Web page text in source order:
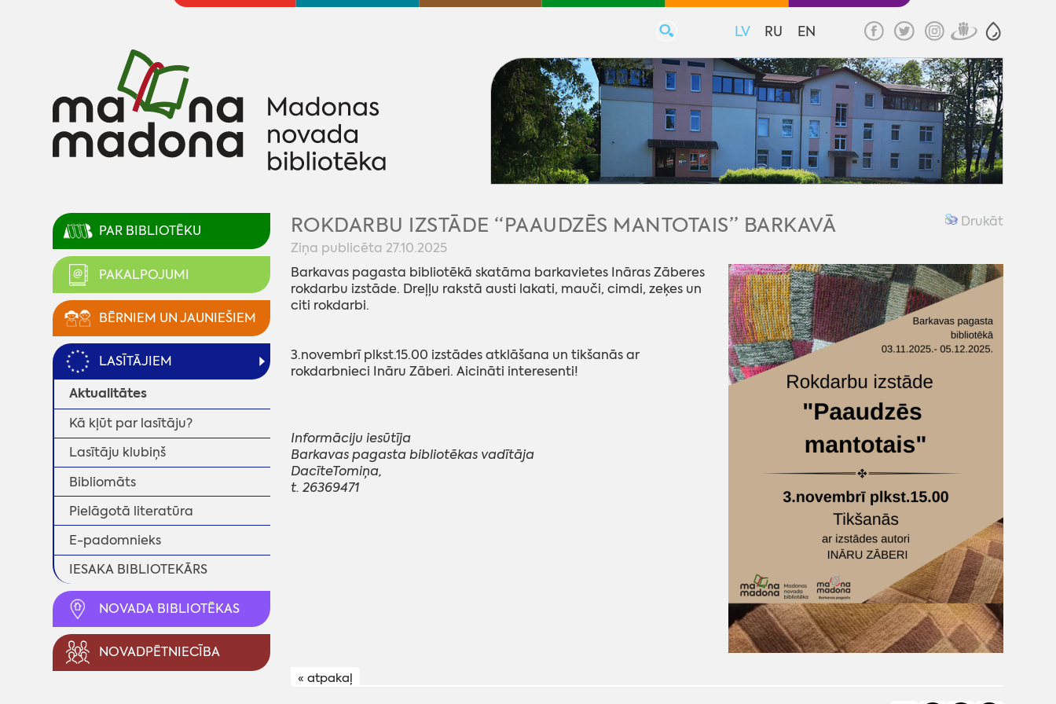
LV RU EN
PAR BIBLIOTĒKU
PAKALPOJUMI
BĒRNIEM UN JAUNIEŠIEM
LASĪTĀJIEM
Aktualitātes
Kā kļūt par lasītāju?
Lasītāju klubiņš
Bibliomāts
Pielāgotā literatūra
E-padomnieks
IESAKA BIBLIOTEKĀRS
NOVADA BIBLIOTĒKAS
NOVADPĒTNIECĪBA
Drukāt
ROKDARBU IZSTĀDE “PAAUDZĒS MANTOTAIS” BARKAVĀ
Ziņa publicēta 27.10.2025
Barkavas pagasta bibliotēkā skatāma barkavietes Ināras Zāberes
rokdarbu izstāde. Dreļļu rakstā austi lakati, mauči, cimdi, zeķes un
citi rokdarbi.
3.novembrī plkst.15.00 izstādes atklāšana un tikšanās ar
rokdarbnieci Ināru Zāberi. Aicināti interesenti!
Informāciju iesūtīja
Barkavas pagasta bibliotēkas vadītāja
DacīteTomiņa,
t. 26369471
« atpakaļ